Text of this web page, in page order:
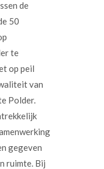
de
50
te
op peil
van
Polder.
gegeven
ruimte. Bij